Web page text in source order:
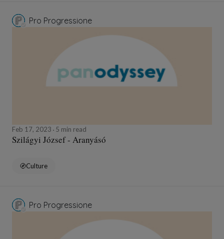
Pro Progressione
Feb 17, 2023 5 min read
Szilágyi József - Aranyásó
Culture
Pro Progressione